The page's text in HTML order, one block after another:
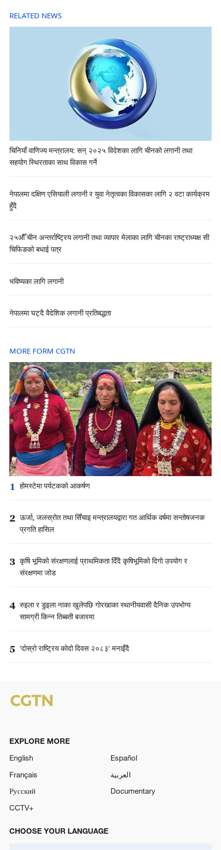
RELATED NEWS
चिनियाँ वाणिज्य मन्त्रालय: सन् २०२५ विदेशका लागि चीनको लगानी तथा
सहयोग स्थिरताका साथ विकास गर्ने
नेपालमा दक्षिण एसियाली लगानी र युवा नेतृत्वका विकासका लागि २ वटा कार्यक्रम
हुँदै
२५औँ चीन अन्तर्राष्ट्रिय लगानी तथा व्यापार मेलाका लागि चीनका राष्ट्राध्यक्ष सी
चिफिङको बधाई पत्र
भविष्यका लागि लगानी
नेपालमा घट्दै वैदेशिक लगानी प्रतिबद्धता
MORE FORM CGTN
1 होमस्टेमा पर्यटकको आकर्षण
2 ऊर्जा, जलस्रोत तथा सिँचाइ मन्त्रालयद्वारा गत आर्थिक वर्षमा सन्तोषजनक
प्रगति हासिल
3 कृषि भूमिको संरक्षणलाई प्राथमिकता दिँदै कृषिभूमिको दिगो उपयोग र
संरक्षणमा जोड
4 रुइला र डुइला नाका खुलेपछि गोरखाका स्थानीयवासी दैनिक उपभोग्य
सामग्री किन्न तिब्बती बजारमा
5 ‘दोस्रो राष्ट्रिय कोदो दिवस २०८३’ मनाइँदै
EXPLORE MORE
English
Español
Français
العربية
Русский
Documentary
CCTV+
CHOOSE YOUR LANGUAGE